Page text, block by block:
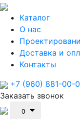
Каталог
О нас
Доставка и
Контакты
+7 (960) 881-00-
Заказать звонок
0